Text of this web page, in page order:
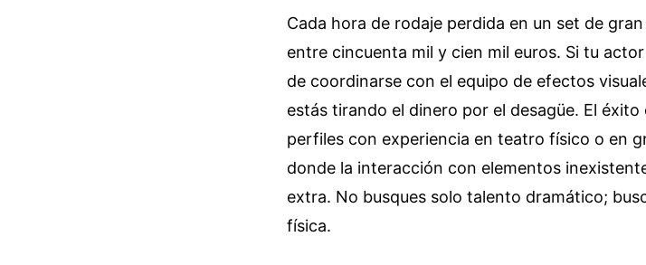
Cada hora de rodaje perdida en un set de
entre cincuenta mil y cien mil euros. Si tu
de coordinarse con el equipo de efectos
estás tirando el dinero por el desagüe. El
perfiles con experiencia en teatro físico o en
donde la interacción con elementos
extra. No busques solo talento dramático;
física.